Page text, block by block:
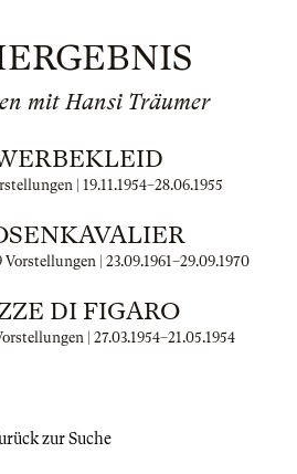
mit Hansi Träumer
| 19.11.1954–28.06.1955
| 23.09.1961–29.09.1970
DI FIGARO
| 27.03.1954–21.05.1954
zur Suche